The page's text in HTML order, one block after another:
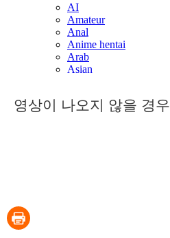
영상이 나오지 않을 경우